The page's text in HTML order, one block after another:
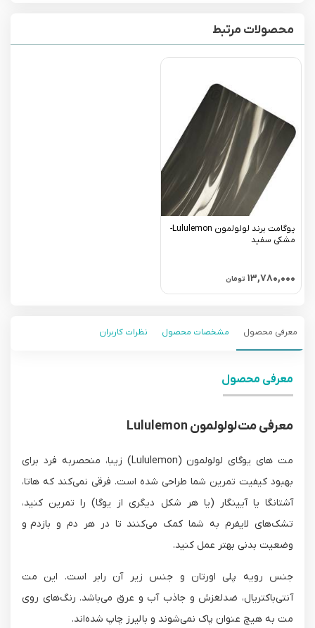
محصولات مرتبط
یوگامت برند لولولمون Lululemon-
مشکی سفید
۱۳,۷۸۰,۰۰۰ تومان
معرفی محصول مشخصات محصول نظرات کاربران
معرفی محصول
معرفی مت‌ لولولمون Lululemon
مت های یوگای لولولمون (Lululemon) زیبا، منحصربه فرد برای
بهبود کیفیت تمرین شما طراحی شده است. فرقی نمی‌کند که هاتا،
آشتانگا یا آیینگار (یا هر شکل دیگری از یوگا) را تمرین کنید،
تشک‌های لایفرم به شما کمک می‌کنند تا در هر دم و بازدم و
وضعیت بدنی بهتر عمل کنید.
جنس رویه پلی اورتان و جنس زیر آن رابر است. این مت
آنتی‌باکتریال، ضدلغزش و جاذب آب و عرق می‌باشد. رنگ‌های روی
مت به هیچ عنوان پاک نمی‌شوند و با لیرز چاپ شده‌اند.